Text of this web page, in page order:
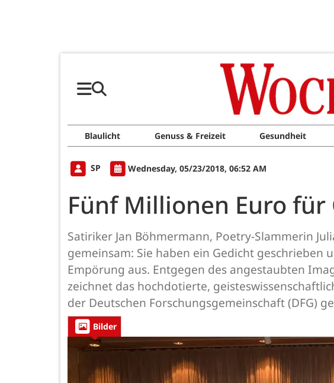
Blaulicht Genuss & Freizeit Gesundheit
SP Wednesday, 05/23/2018, 06:52 AM
Fünf Millionen Euro für
Satiriker Jan Böhmermann, Poetry-Slammerin
gemeinsam: Sie haben ein Gedicht
Empörung aus. Entgegen des angestaubten
zeichnet das hochdotierte,
der Deutschen Forschungsgemeinschaft (DFG)
Bilder